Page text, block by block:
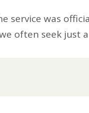
was
often seek just